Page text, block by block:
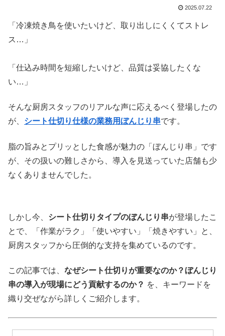
2025.07.22
「冷凍焼き鳥を使いたいけど、取り出しにくくてストレ
ス…」
「仕込み時間を短縮したいけど、品質は妥協したくな
い…」
そんな厨房スタッフのリアルな声に応えるべく登場したの
が、 シート仕切り仕様の業務用ぼんじり串です。
脂の旨みとプリッとした食感が魅力の「ぼんじり串」です
が、その扱いの難しさから、導入を見送っていた店舗も少
なくありませんでした。
しかし今、 シート仕切りタイプのぼんじり串が登場したこ
とで、「作業がラク」「使いやすい」「焼きやすい」と、
厨房スタッフから圧倒的な支持を集めているのです。
この記事では、 なぜシート仕切りが重要なのか？ぼんじり
串の導入が現場にどう貢献するのか？ を、キーワードを
織り交ぜながら詳しくご紹介します。